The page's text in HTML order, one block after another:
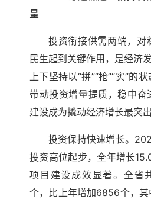
呈
投资衔接供需两端，对
民生起到关键作用，是经济
上下坚持以“拼”“抢”“实”的
带动投资增量提质，稳中奋
建设成为撬动经济增长最突出
投资保持快速增长。
投资高位起步，全年增长
项目建设成效显著。全省
个，比上年增加6856个，其